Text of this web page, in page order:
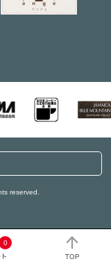
0
reserved.